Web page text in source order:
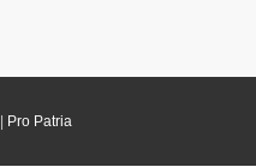
Pro Patria